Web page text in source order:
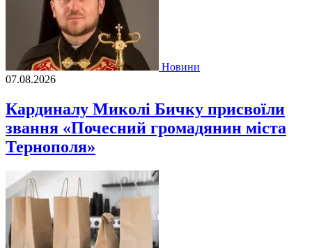
Новини
07.08.2026
Кардиналу Миколі Бичку присвоїли
звання «Почесний громадянин міста
Тернополя»